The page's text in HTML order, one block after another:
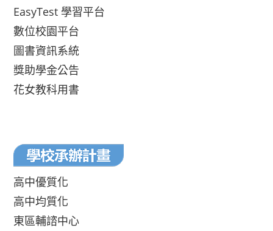
EasyTest 學習平台
數位校園平台
圖書資訊系統
獎助學金公告
花女教科用書
高中優質化
高中均質化
東區輔諮中心